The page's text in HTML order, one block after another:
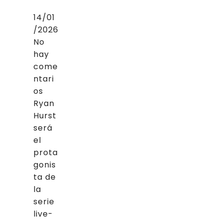
14/01
/2026
No
hay
come
ntari
os
Ryan
Hurst
será
el
prota
gonis
ta de
la
serie
live-